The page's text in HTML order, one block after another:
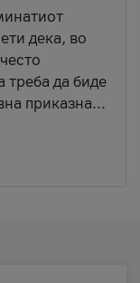
дека, во
треба да биде
приказна...